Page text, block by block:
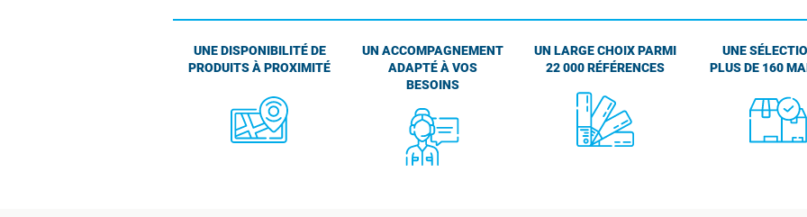
UNE DISPONIBILITÉ DE
PRODUITS À PROXIMITÉ
UN ACCOMPAGNEMENT
ADAPTÉ À VOS
BESOINS
UN LARGE CHOIX PARMI
22 000 RÉFÉRENCES
UNE
PLUS DE 160